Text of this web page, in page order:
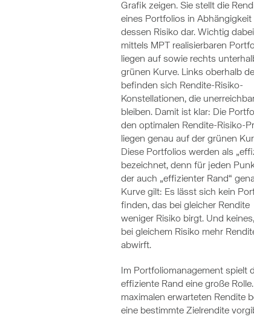
Grafik zeigen. Sie stellt die
eines Portfolios in Abhängigkeit
dessen Risiko dar. Wichtig
mittels MPT realisierbaren
liegen auf sowie rechts
grünen Kurve. Links oberhalb
befinden sich Rendite-Risiko-
Konstellationen, die
bleiben. Damit ist klar: Die
den optimalen Rendite-Risiko-
liegen genau auf der grünen
Diese Portfolios werden als
bezeichnet, denn für jeden
der auch „effizienter Rand“
Kurve gilt: Es lässt sich kein
finden, das bei gleicher Rendite
weniger Risiko birgt. Und
bei gleichem Risiko mehr
abwirft.
Im Portfoliomanagement spielt
effiziente Rand eine große
maximalen erwarteten Rendite
eine bestimmte Zielrendite